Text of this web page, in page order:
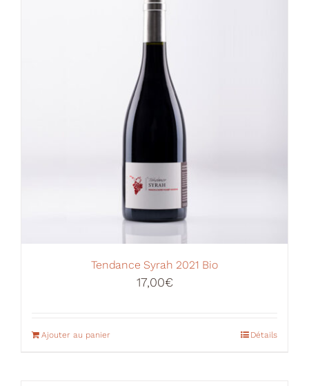
Tendance Syrah 2021 Bio
17,00€
Ajouter au panier Détails